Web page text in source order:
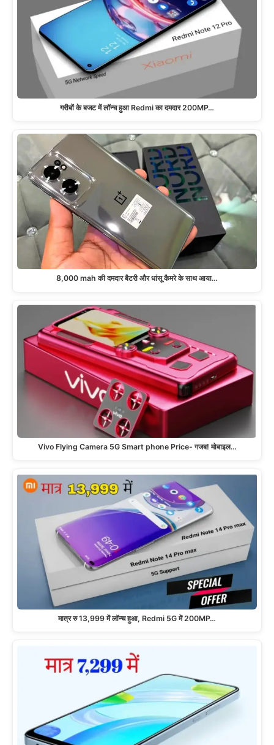
गरीबों के बजट में लॉन्च हुआ Redmi का दमदार 200MP…
8,000 mah की दमदार बैटरी और धांसू कैमरे के साथ आया…
Vivo Flying Camera 5G Smart phone Price- गजब! मोबाइल…
मात्र रु 13,999 में लॉन्च हुआ, Redmi 5G में 200MP…